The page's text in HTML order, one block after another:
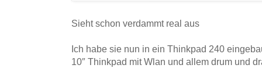
Sieht schon verdammt real aus
Ich habe sie nun in ein Thinkpad 240
10″ Thinkpad mit Wlan und allem drum und